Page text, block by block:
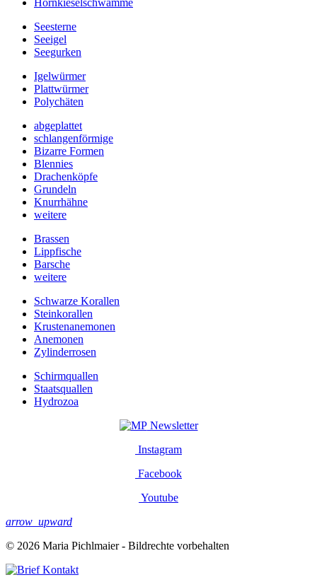
Seesterne
Seeigel
Seegurken
Igelwürmer
Plattwürmer
Polychäten
abgeplattet
schlangenförmige
Bizarre Formen
Blennies
Drachenköpfe
Grundeln
Knurrhähne
weitere
Brassen
Lippfische
Barsche
weitere
Schwarze Korallen
Steinkorallen
Krustenanemonen
Anemonen
Zylinderrosen
Schirmquallen
Staatsquallen
Hydrozoa
Newsletter
Instagram
Facebook
Youtube
arrow_upward
© 2026 Maria Pichlmaier - Bildrechte vorbehalten
Kontakt